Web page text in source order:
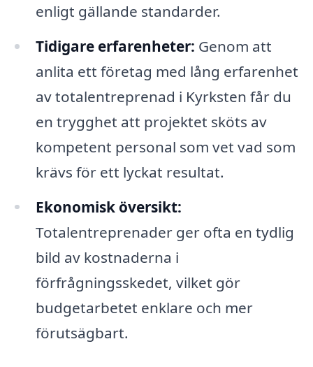
enligt gällande standarder.
Tidigare erfarenheter: Genom att
anlita ett företag med lång erfarenhet
av totalentreprenad i Kyrksten får du
en trygghet att projektet sköts av
kompetent personal som vet vad som
krävs för ett lyckat resultat.
Ekonomisk översikt:
Totalentreprenader ger ofta en tydlig
bild av kostnaderna i
förfrågningsskedet, vilket gör
budgetarbetet enklare och mer
förutsägbart.